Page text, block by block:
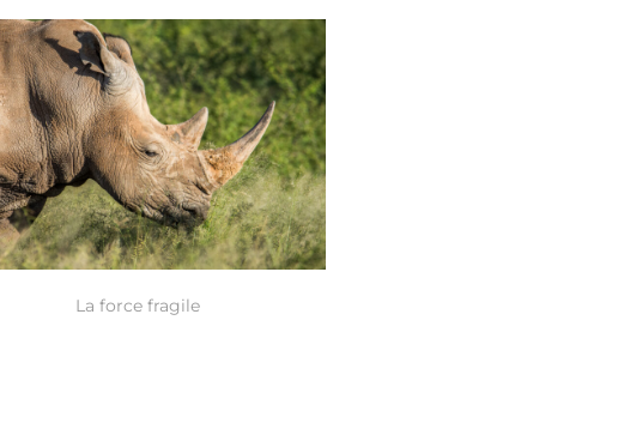
La force fragile